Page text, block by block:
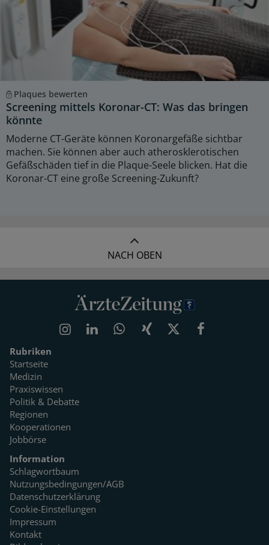
Plaques bewerten
Screening mittels Koronar-CT: Was das bringen
könnte
Moderne CT-Geräte können Koronargefäße sichtbar
machen. Sie können aber auch atherosklerotischen
Gefäßschäden tief in die Plaque-Seele blicken. Hat die
Koronar-CT eine große Screening-Zukunft?
NACH OBEN
Rubriken
Startseite
Medizin
Praxiswissen
Politik & Debatte
Regionen
Kooperationen
Jobbörse
Information
Schlagwortbaum
Nutzungsbedingungen/AGB
Datenschutzerklärung
Cookie-Einstellungen
Impressum
Kontakt